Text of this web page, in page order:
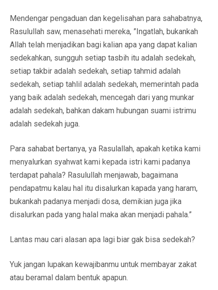
Mendengar pengaduan dan kegelisahan para sahabatnya,
Rasulullah saw, menasehati mereka, ”Ingatlah, bukankah
Allah telah menjadikan bagi kalian apa yang dapat kalian
sedekahkan, sungguh setiap tasbih itu adalah sedekah,
setiap takbir adalah sedekah, setiap tahmid adalah
sedekah, setiap tahlil adalah sedekah, memerintah pada
yang baik adalah sedekah, mencegah dari yang munkar
adalah sedekah, bahkan dakam hubungan suami istrimu
adalah sedekah juga.
Para sahabat bertanya, ya Rasulallah, apakah ketika kami
menyalurkan syahwat kami kepada istri kami padanya
terdapat pahala? Rasulullah menjawab, bagaimana
pendapatmu kalau hal itu disalurkan kapada yang haram,
bukankah padanya menjadi dosa, demikian juga jika
disalurkan pada yang halal maka akan menjadi pahala.”
Lantas mau cari alasan apa lagi biar gak bisa sedekah?
Yuk jangan lupakan kewajibanmu untuk membayar zakat
atau beramal dalam bentuk apapun.